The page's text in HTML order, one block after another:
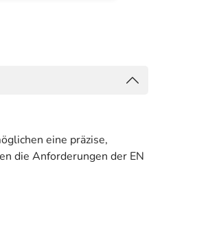
eine präzise,
die Anforderungen der EN